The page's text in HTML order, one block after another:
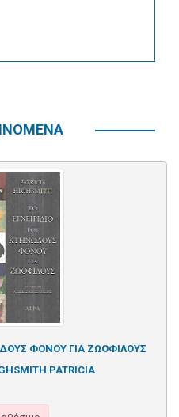
ΦΟΝΟΥ ΓΙΑ ΖΩΟΦΙΛΟΥΣ
PATRICIA